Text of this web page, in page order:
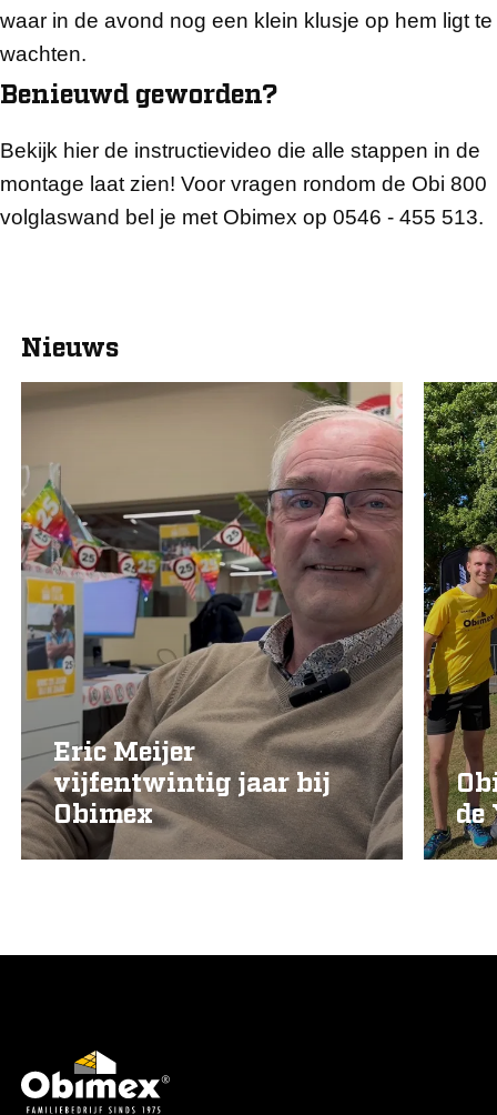
waar in de avond nog een klein klusje op hem ligt te
wachten.
Benieuwd geworden?
Bekijk hier de instructievideo die alle stappen in de
montage laat zien! Voor vragen rondom de Obi 800
volglaswand bel je met Obimex op 0546 - 455 513.
Nieuws
Eric Meijer
vijfentwintig jaar bij
Obimex
de